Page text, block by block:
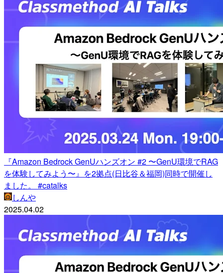
『Amazon Bedrock GenUハンズオン #2 〜GenU環境でRAG
を体験してみよう〜』を2拠点(日比谷＆福岡)同時で開催し
ました。 #catalks
しんや
2025.04.02